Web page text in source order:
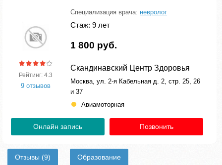
Рейтинг: 4.3
9 отзывов
Специализация врача: невролог
Стаж: 9 лет
1 800 руб.
Скандинавский Центр Здоровья
Москва, ул. 2-я Кабельная д. 2, стр. 25, 26
и 37
Авиамоторная
Онлайн запись Позвонить
Отзывы (9) Образование